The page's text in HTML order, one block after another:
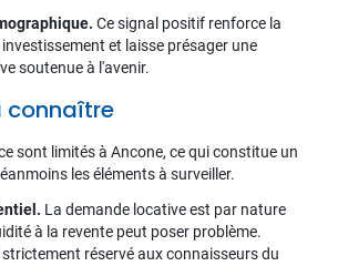
Ce signal positif renforce la
et laisse présager une
soutenue à l'avenir.
connaître
sont limités à Ancone, ce qui constitue un
les éléments à surveiller.
La demande locative est par nature
à la revente peut poser problème.
réservé aux connaisseurs du